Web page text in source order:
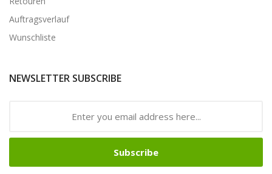
Auftragsverlauf
Wunschliste
NEWSLETTER SUBSCRIBE
Subscribe